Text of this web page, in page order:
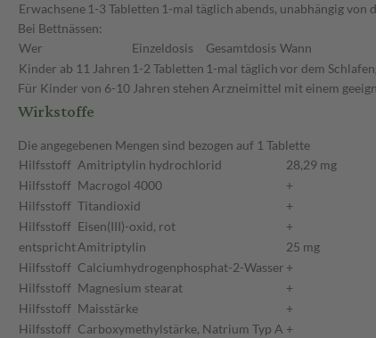
Erwachsene 1-3 Tabletten 1-mal täglich abends, unabhängig von
Bei Bettnässen:
Wer
Einzeldosis Gesamtdosis Wann
Kinder ab 11 Jahren 1-2 Tabletten 1-mal täglichvor dem
Für Kinder von 6-10 Jahren stehen Arzneimittel mit einem
Wirkstoffe
Die angegebenen Mengen sind bezogen auf 1 Tablette
Hilfsstoff Amitriptylin hydrochlorid
28,29 mg
Hilfsstoff Macrogol 4000
+
Hilfsstoff Titandioxid
+
Hilfsstoff Eisen(III)-oxid, rot
+
entsprichtAmitriptylin
25 mg
Hilfsstoff Calciumhydrogenphosphat-2-Wasser +
Hilfsstoff Magnesium stearat
+
Hilfsstoff Maisstärke
+
Hilfsstoff Carboxymethylstärke, Natrium Typ A +